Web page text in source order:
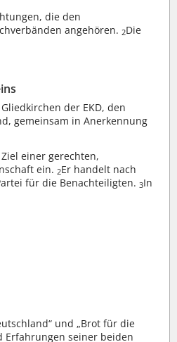
die den
angehören. 2Die
der EKD, den
gemeinsam in Anerkennung
einer gerechten,
ein. 2Er handelt nach
für die Benachteiligten.3In
und „Brot für die
Erfahrungen seiner beiden